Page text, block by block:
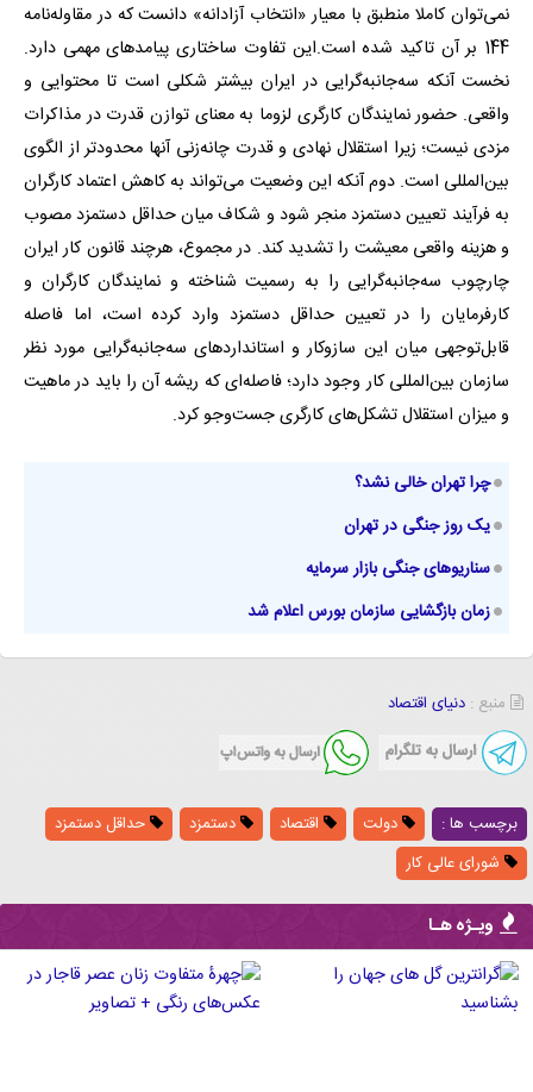
نمی‌توان کاملا منطبق با معیار «انتخاب آزادانه» دانست که در مقاوله‌نامه
144 بر آن تاکید شده است.این تفاوت ساختاری پیامدهای مهمی دارد.
نخست آنکه سه‌جانبه‌گرایی در ایران بیشتر شکلی است تا محتوایی و
واقعی. حضور نمایندگان کارگری لزوما به معنای توازن قدرت در مذاکرات
مزدی نیست؛ زیرا استقلال نهادی و قدرت چانه‌زنی آنها محدودتر از الگوی
بین‌المللی است. دوم آنکه این وضعیت می‌تواند به کاهش اعتماد کارگران
به فرآیند تعیین دستمزد منجر شود و شکاف میان حداقل دستمزد مصوب
و هزینه واقعی معیشت را تشدید کند. در مجموع، هرچند قانون کار ایران
چارچوب سه‌جانبه‌گرایی را به رسمیت شناخته و نمایندگان کارگران و
کارفرمایان را در تعیین حداقل دستمزد وارد کرده است، اما فاصله
قابل‌توجهی میان این سازوکار و استانداردهای سه‌جانبه‌گرایی مورد نظر
سازمان بین‌المللی کار وجود دارد؛ فاصله‌ای که ریشه آن را باید در ماهیت
و میزان استقلال تشکل‌های کارگری جست‌وجو کرد.
چرا تهران خالی نشد؟
یک روز جنگی در تهران
سناریوهای جنگی بازار سرمایه
زمان بازگشایی سازمان بورس اعلام شد
منبع : دنیای اقتصاد
برچسب ها : دولت اقتصاد دستمزد
حداقل دستمزد
شورای عالی کار
ویـژه هـا